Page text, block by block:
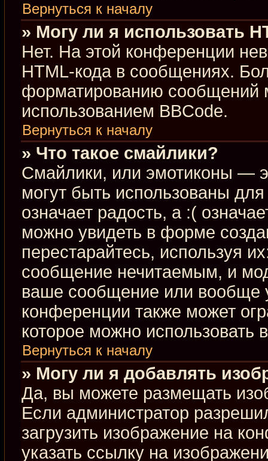
Вернуться к началу
» Могу ли я использовать
Нет. На этой конференции
HTML-кода в сообщениях.
форматированию сообщений
использованием BBCode.
Вернуться к началу
» Что такое смайлики?
Смайлики, или эмотиконы —
могут быть использованы
означает радость, а :(
можно увидеть в форме
перестарайтесь, используя
сообщение нечитаемым, и
ваше сообщение или вообще
конференции также может
которое можно использовать
Вернуться к началу
» Могу ли я добавлять
Да, вы можете размещать
Если администратор
загрузить изображение на
указать ссылку на